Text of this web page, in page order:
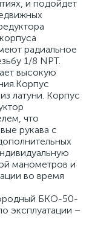
и подойдет
радиальное
1/8 NPT.
высокую
латуни. Корпус
что
рукава с
манометров и
во время
БКО-50-
эксплуатации –